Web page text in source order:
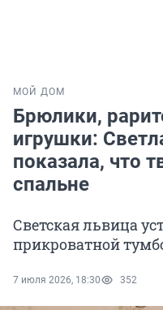
МОЙ ДОМ
Брюлики,
игрушки:
показала, что
спальне
Светская львица
прикроватной
7 июля 2026, 18:30 352